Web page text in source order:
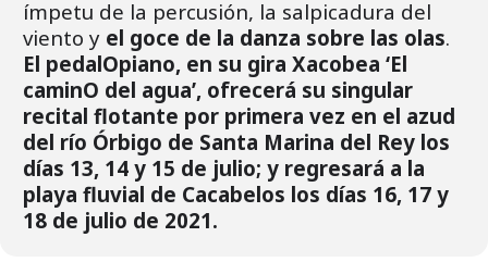
ímpetu de la percusión, la salpicadura del
viento y el goce de la danza sobre las olas.
El pedalOpiano, en su gira Xacobea ‘El
caminO del agua’, ofrecerá su singular
recital flotante por primera vez en el azud
del río Órbigo de Santa Marina del Rey los
días 13, 14 y 15 de julio; y regresará a la
playa fluvial de Cacabelos los días 16, 17 y
18 de julio de 2021.